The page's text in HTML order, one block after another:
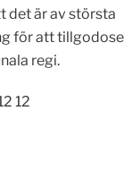
det är av största
för att tillgodose
regi.
12